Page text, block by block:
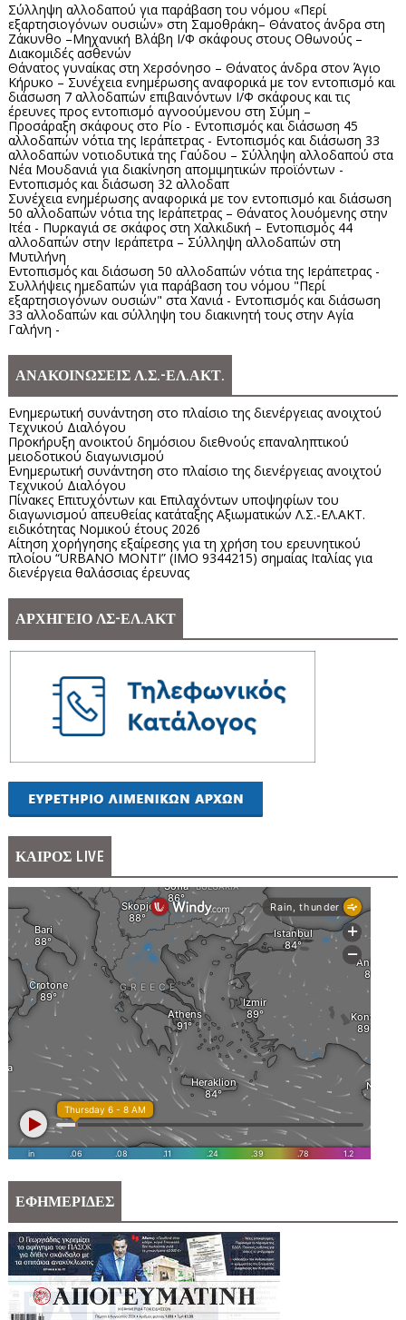
Σύλληψη αλλοδαπού για παράβαση του νόμου «Περί
εξαρτησιογόνων ουσιών» στη Σαμοθράκη– Θάνατος άνδρα στη
Ζάκυνθο –Μηχανική Βλάβη Ι/Φ σκάφους στους Οθωνούς –
Διακομιδές ασθενών
Θάνατος γυναίκας στη Χερσόνησο – Θάνατος άνδρα στον Άγιο
Κήρυκο – Συνέχεια ενημέρωσης αναφορικά με τον εντοπισμό και
διάσωση 7 αλλοδαπών επιβαινόντων Ι/Φ σκάφους και τις
έρευνες προς εντοπισμό αγνοούμενου στη Σύμη –
Προσάραξη σκάφους στο Ρίο - Εντοπισμός και διάσωση 45
αλλοδαπών νότια της Ιεράπετρας - Εντοπισμός και διάσωση 33
αλλοδαπών νοτιοδυτικά της Γαύδου – Σύλληψη αλλοδαπού στα
Νέα Μουδανιά για διακίνηση απομιμητικών προϊόντων -
Εντοπισμός και διάσωση 32 αλλοδαπ
Συνέχεια ενημέρωσης αναφορικά με τον εντοπισμό και διάσωση
50 αλλοδαπών νότια της Ιεράπετρας – Θάνατος λουόμενης στην
Ιτέα - Πυρκαγιά σε σκάφος στη Χαλκιδική – Εντοπισμός 44
αλλοδαπών στην Ιεράπετρα – Σύλληψη αλλοδαπών στη
Μυτιλήνη
Εντοπισμός και διάσωση 50 αλλοδαπών νότια της Ιεράπετρας -
Συλλήψεις ημεδαπών για παράβαση του νόμου "Περί
εξαρτησιογόνων ουσιών" στα Χανιά - Εντοπισμός και διάσωση
33 αλλοδαπών και σύλληψη του διακινητή τους στην Αγία
Γαλήνη -
ΑΝΑΚΟΙΝΩΣΕΙΣ Λ.Σ.-ΕΛ.ΑΚΤ.
Ενημερωτική συνάντηση στο πλαίσιο της διενέργειας ανοιχτού
Τεχνικού Διαλόγου
Προκήρυξη ανοικτού δημόσιου διεθνούς επαναληπτικού
μειοδοτικού διαγωνισμού
Ενημερωτική συνάντηση στο πλαίσιο της διενέργειας ανοιχτού
Τεχνικού Διαλόγου
Πίνακες Επιτυχόντων και Επιλαχόντων υποψηφίων του
διαγωνισμού απευθείας κατάταξης Αξιωματικών Λ.Σ.-ΕΛ.ΑΚΤ.
ειδικότητας Νομικού έτους 2026
Αίτηση χορήγησης εξαίρεσης για τη χρήση του ερευνητικού
πλοίου “URBANO MONTI” (IMO 9344215) σημαίας Ιταλίας για
διενέργεια θαλάσσιας έρευνας
ΑΡΧΗΓΕΙΟ ΛΣ-ΕΛ.ΑΚΤ
ΚΑΙΡΟΣ LIVE
ΕΦΗΜΕΡΙΔΕΣ